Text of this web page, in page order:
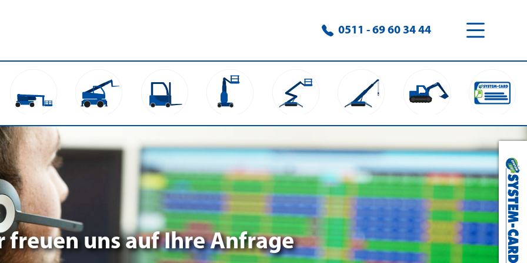
0511 - 69 60 34 44
freuen uns auf Ihre Anfrage